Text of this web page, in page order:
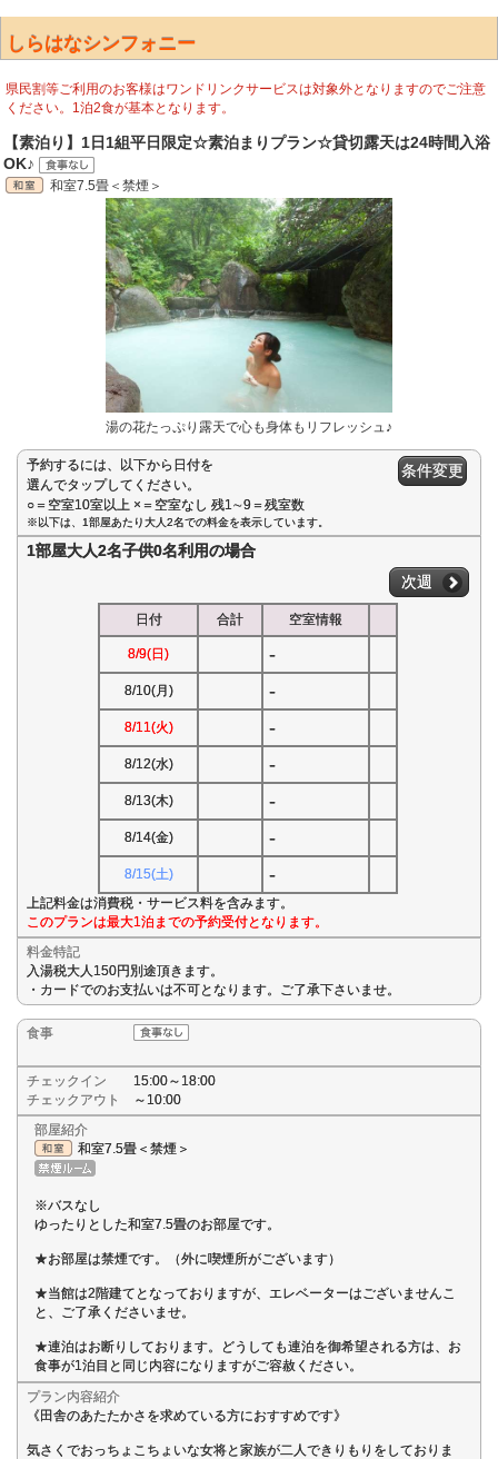
しらはなシンフォニー
県民割等ご利用のお客様はワンドリンクサービスは対象外となりますのでご注意
ください。1泊2食が基本となります。
【素泊り】1日1組平日限定☆素泊まりプラン☆貸切露天は24時間入浴
OK♪
和室7.5畳＜禁煙＞
湯の花たっぷり露天で心も身体もリフレッシュ♪
予約するには、以下から日付を
選んでタップしてください。
○＝空室10室以上 ×＝空室なし 残1∼9＝残室数
条件変更
※以下は、1部屋あたり大人2名での料金を表示しています。
1部屋大人2名子供0名利用の場合
次週
日付 合計 空室情報
8/9(日) -
8/10(月) -
8/11(火) -
8/12(水) -
8/13(木) -
8/14(金) -
8/15(土) -
上記料金は消費税・サービス料を含みます。
このプランは最大1泊までの予約受付となります。
料金特記
入湯税大人150円別途頂きます。
・カードでのお支払いは不可となります。ご了承下さいませ。
食事
チェックイン
15:00～18:00
チェックアウト
～10:00
部屋紹介
和室7.5畳＜禁煙＞
※バスなし
ゆったりとした和室7.5畳のお部屋です。
★お部屋は禁煙です。（外に喫煙所がございます）
★当館は2階建てとなっておりますが、エレベーターはございませんこ
と、ご了承くださいませ。
★連泊はお断りしております。どうしても連泊を御希望される方は、お
食事が1泊目と同じ内容になりますがご容赦ください。
プラン内容紹介
《田舎のあたたかさを求めている方におすすめです》
気さくでおっちょこちょいな女将と家族が二人できりもりをしておりま